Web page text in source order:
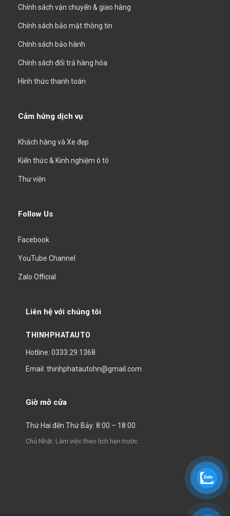
Chính sách vận chuyển & giao hàng
Chính sách bảo mật thông tin
Chính sách bảo hành
Chính sách đổi trả hàng hóa
Hình thức thanh toán
Cảm hứng dịch vụ
Khách hàng và Xe đẹp
Kiến thức & Kinh nghiệm ô tô
Thư viện
Follow Us
Facebook
YouTube Channel
Zalo Official
Liên hệ với chúng tôi
THINHPHATAUTO
Hotline: 0333.29.1368
Email: thinhphatautohn@gmail.com
Giờ mở cửa
Thứ Hai đến Thứ Bảy: 8:00 – 18:00
Chủ Nhật: Làm việc theo lịch hẹn trước